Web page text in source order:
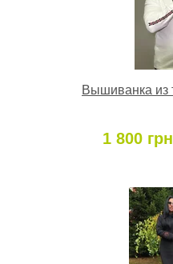
Вышиванка из
1 800 грн